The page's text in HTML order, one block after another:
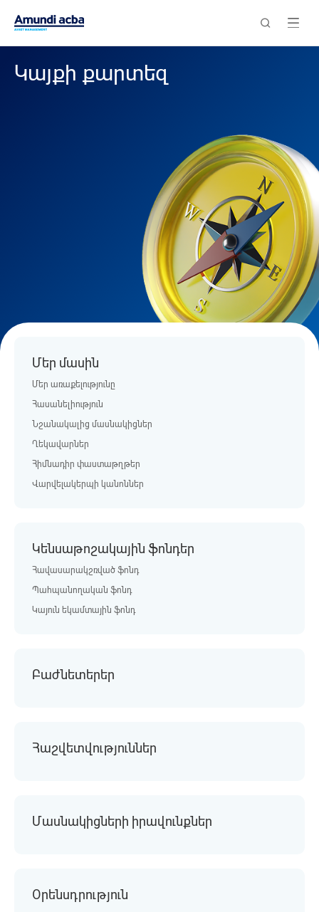
Կայքի քարտեզ
Մեր մասին
Մեր առաքելությունը
Հասանելիություն
Նշանակալից մասնակիցներ
Ղեկավարներ
Հիմնադիր փաստաթղթեր
Վարվելակերպի կանոններ
Կենսաթոշակային ֆոնդեր
Հավասարակշռված ֆոնդ
Պահպանողական ֆոնդ
Կայուն եկամտային ֆոնդ
Բաժնետերեր
Հաշվետվություններ
Մասնակիցների իրավունքներ
Օրենսդրություն